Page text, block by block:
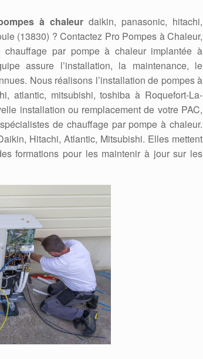
à chaleurdaikin, panasonic, hitachi,
(13830) ? Contactez Pro Pompes à Chaleur,
par pompe à chaleur implantée à
assure l’installation, la maintenance, le
Nous réalisons l’installation de pompes à
atlantic, mitsubishi, toshiba à Roquefort-La-
installation ou remplacement de votre PAC,
de chauffage par pompe à chaleur.
Hitachi, Atlantic, Mitsubishi. Elles mettent
formations pour les maintenir à jour sur les